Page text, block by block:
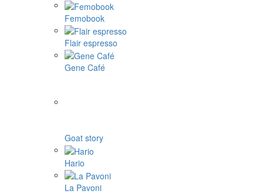
Femobook
Flair espresso
Gene Café
Goat story
Hario
La Pavoni